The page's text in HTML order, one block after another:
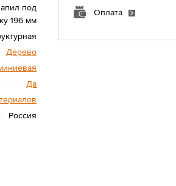
под
196 мм
Дерево
Да
Россия
Оплата